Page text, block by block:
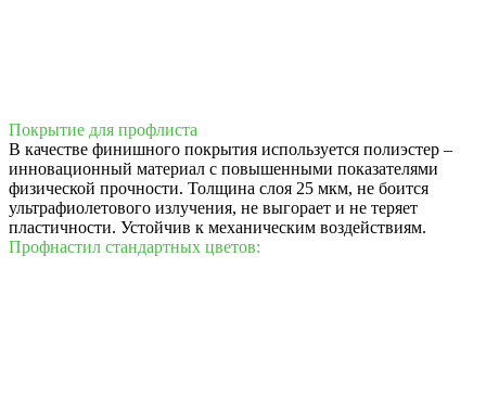
Покрытие для профлиста
В качестве финишного покрытия используется полиэстер –
инновационный материал с повышенными показателями
физической прочности. Толщина слоя 25 мкм, не боится
ультрафиолетового излучения, не выгорает и не теряет
пластичности. Устойчив к механическим воздействиям.
Профнастил стандартных цветов: